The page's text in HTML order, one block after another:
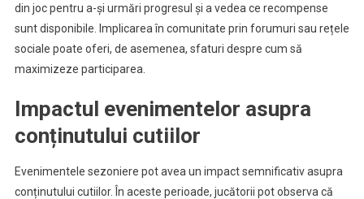
din joc pentru a-și urmări progresul și a vedea ce recompense
sunt disponibile. Implicarea în comunitate prin forumuri sau rețele
sociale poate oferi, de asemenea, sfaturi despre cum să
maximizeze participarea.
Impactul evenimentelor asupra
conținutului cutiilor
Evenimentele sezoniere pot avea un impact semnificativ asupra
conținutului cutiilor. În aceste perioade, jucătorii pot observa că